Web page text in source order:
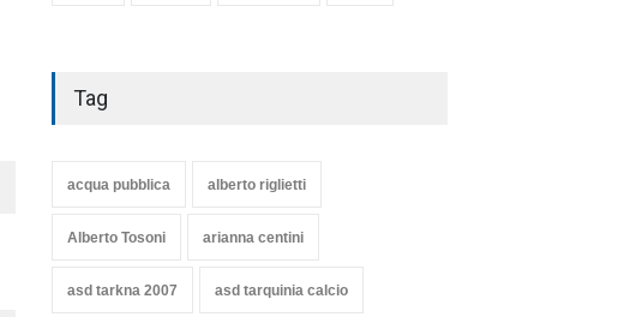
Tag
acqua pubblica alberto riglietti
Alberto Tosoni arianna centini
asd tarkna 2007 asd tarquinia calcio